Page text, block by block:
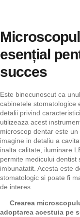
esențial
succes
Este binecunoscut ca
cabinetele stomatologice
detalii privind
utilizeaza acest
microscop dentar este
imagine in detaliu a
inalta calitate, iluminare
permite medicului dentist
imbunatatit. Acesta este
stomatologic si poate fi
de interes.
Crearea
adoptarea acestuia pe